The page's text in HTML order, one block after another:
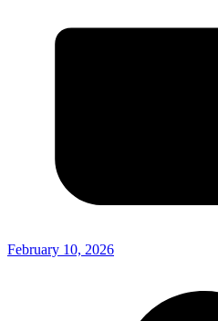
February 10, 2026